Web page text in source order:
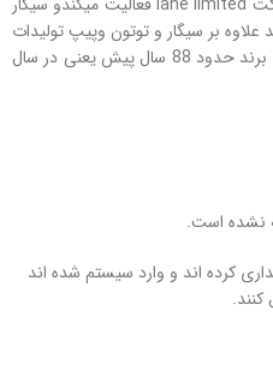
علاوه بر سیگار و توتون وپیپ تولیدات
دیگری مانند عطر و ادکلن نیز دارد. این برند حدود 88 سال پیش یعنی در سال
نشده است.
کرده اند و وارد سیستم شده اند
کنند.